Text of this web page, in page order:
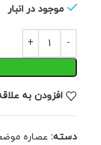
موجود در انبار
افزودن به
دسته: عصاره